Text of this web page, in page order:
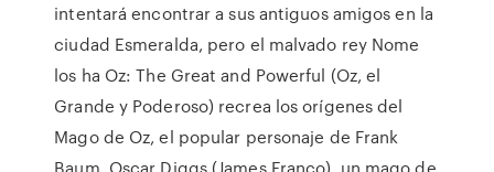
intentará encontrar a sus antiguos amigos en la
ciudad Esmeralda, pero el malvado rey Nome
los ha Oz: The Great and Powerful (Oz, el
Grande y Poderoso) recrea los orígenes del
Mago de Oz, el popular personaje de Frank
Baum. Oscar Diggs (James Franco), un mago de